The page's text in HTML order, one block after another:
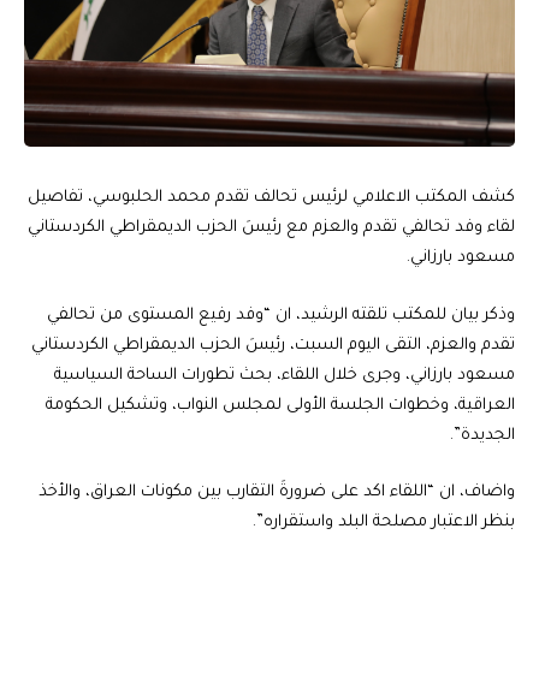
كشف المكتب الاعلامي لرئيس تحالف تقدم محمد الحلبوسي، تفاصيل
لقاء وفد تحالفي تقدم والعزم مع رئيسَ الحزب الديمقراطي الكردستاني
مسعود بارزاني.
وذكر بيان للمكتب تلقته الرشيد، ان “وفد رفيع المستوى من تحالفي
تقدم والعزم، التقى اليوم السبت، رئيسَ الحزب الديمقراطي الكردستاني
مسعود بارزاني، وجرى خلال اللقاء، بحث تطورات الساحة السياسية
العراقية، وخطوات الجلسة الأولى لمجلس النواب، وتشكيل الحكومة
الجديدة”.
واضاف، ان “اللقاء اكد على ضرورةَ التقارب بين مكونات العراق، والأخذ
بنظر الاعتبار مصلحة البلد واستقراره”.